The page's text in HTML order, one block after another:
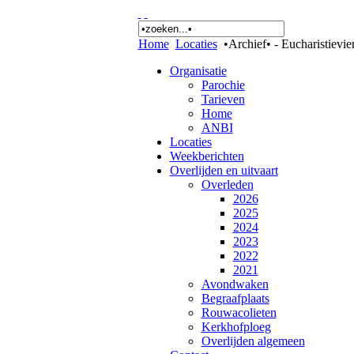
Home Locaties •Archief• -
Organisatie
Parochie
Tarieven
Home
ANBI
Locaties
Weekberichten
Overlijden en uitvaart
Overleden
2026
2025
2024
2023
2022
2021
Avondwaken
Begraafplaats
Rouwacolieten
Kerkhofploeg
Overlijden algemeen